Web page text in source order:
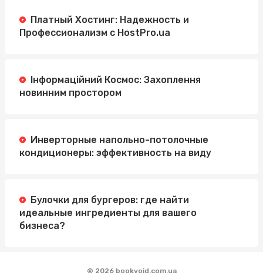
Платный Хостинг: Надежность и
Профессионализм с HostPro.ua
Інформаційний Космос: Захоплення
новинним простором
Инверторные напольно-потолочные
кондиционеры: эффективность на виду
Булочки для бургеров: где найти
идеальные ингредиенты для вашего
бизнеса?
© 2026 bookvoid.com.ua